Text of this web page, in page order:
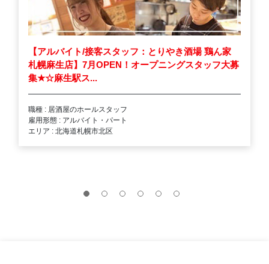
【アルバイト/接客スタッフ：とりやき酒場 鶏ん家
札幌麻生店】7月OPEN！オープニングスタッフ大募
集★☆麻生駅ス...
職種 : 居酒屋のホールスタッフ
雇用形態 : アルバイト・パート
エリア : 北海道札幌市北区